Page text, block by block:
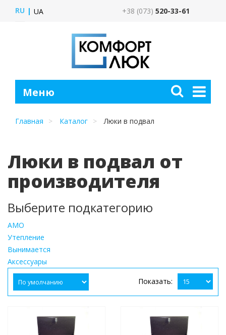
RU UA +38 (073) 520-33-61
Главная Каталог Люки в подвал
Люки в подвал от
производителя
Выберите подкатегорию
АМО
Утепление
Вынимается
Аксессуары
Показать: